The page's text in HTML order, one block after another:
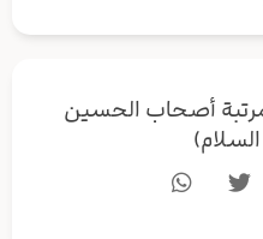
أصحاب الحسين